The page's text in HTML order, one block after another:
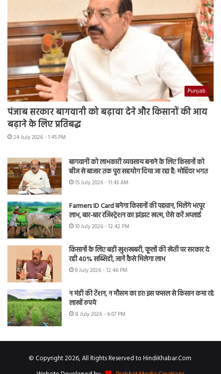
Punjab
पंजाब सरकार बागवानी को बढ़ावा देने और किसानों की आय
बढ़ाने के लिए प्रतिबद्ध
24 July 2026 - 1:45 PM
बागवानी को लाभकारी व्यवसाय बनाने के लिए किसानों को
बीज से बाजार तक पूरा सहयोग दिया जा रहा है: मोहिंदर भगत
15 July 2026 - 11:43 AM
Farmers ID Card बनेगा किसानों की पहचान, मिलेंगे भरपूर
लाभ, बार-बार रजिस्ट्रेशन का झंझट खत्म, ऐसे करें अप्लाई
10 July 2026 - 12:42 PM
किसानों के लिए बड़ी खुशखबरी, फूलों की खेती पर सरकार दे
रही 40% सब्सिडी, जानें कैसे मिलेगा लाभ
9 July 2026 - 12:46 PM
न मंडी की टेंशन, न मौसम का डर! इस फसल से किसान कमा रहे
लाखों रुपये
8 July 2026 - 6:07 PM
© Copyright 2026, All Rights Reserved to HindiKhabar.Com